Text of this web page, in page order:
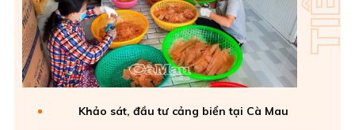
Khảo sát, đầu tư cảng biển tại Cà Mau